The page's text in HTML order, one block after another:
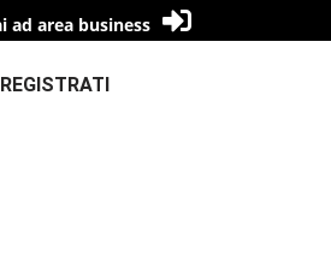
ad area business
REGISTRATI